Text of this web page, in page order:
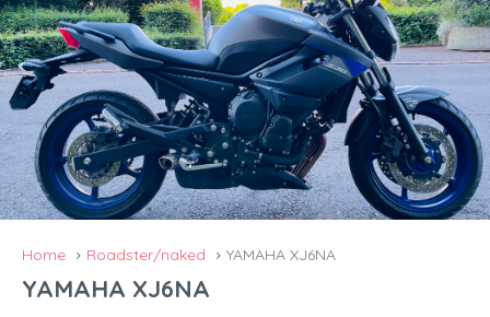
Home Roadster/naked YAMAHA XJ6NA
YAMAHA XJ6NA